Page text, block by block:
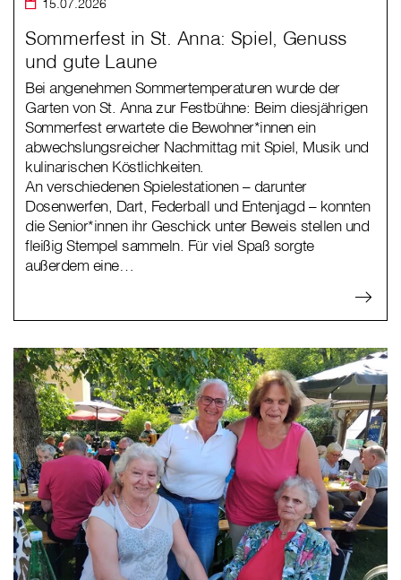
15.07.2026
Sommerfest in St. Anna: Spiel, Genuss
und gute Laune
Bei angenehmen Sommertemperaturen wurde der
Garten von St. Anna zur Festbühne: Beim diesjährigen
Sommerfest erwartete die Bewohner*innen ein
abwechslungsreicher Nachmittag mit Spiel, Musik und
kulinarischen Köstlichkeiten.
An verschiedenen Spielestationen – darunter
Dosenwerfen, Dart, Federball und Entenjagd – konnten
die Senior*innen ihr Geschick unter Beweis stellen und
fleißig Stempel sammeln. Für viel Spaß sorgte
außerdem eine…